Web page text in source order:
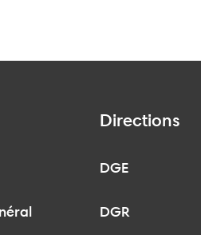
Directions
DGE
DGR